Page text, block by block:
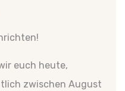
euch heute,
zwischen August